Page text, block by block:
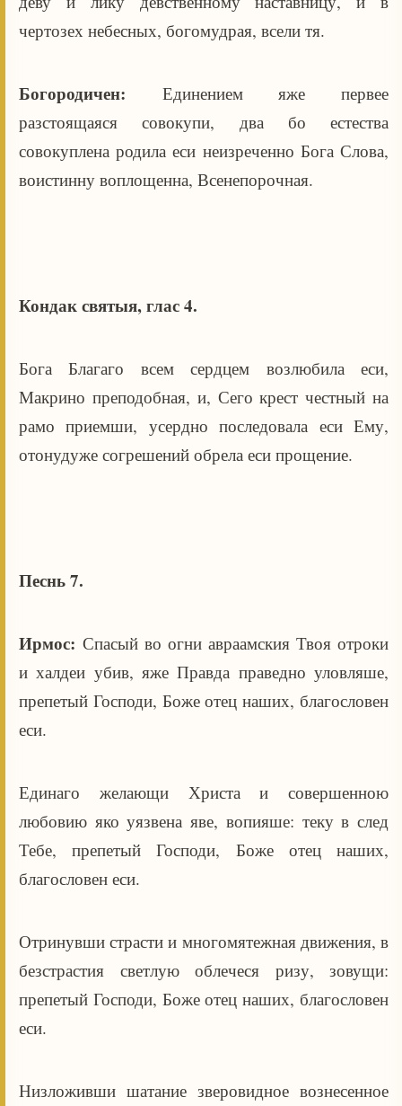
чертозех небесных, богомудрая, всели тя.
Богородичен: Единением яже первее
разстоящаяся совокупи, два бо естества
совокуплена родила еси неизреченно Бога Слова,
воистинну воплощенна, Всенепорочная.
Кондак святыя, глас 4.
Бога Благаго всем сердцем возлюбила еси,
Макрино преподобная, и, Сего крест честный на
рамо приемши, усердно последовала еси Ему,
отонудуже согрешений обрела еси прощение.
Песнь 7.
Ирмос: Спасый во огни авраамския Твоя отроки
и халдеи убив, яже Правда праведно уловляше,
препетый Господи, Боже отец наших, благословен
еси.
Единаго желающи Христа и совершенною
любовию яко уязвена яве, вопияше: теку в след
Тебе, препетый Господи, Боже отец наших,
благословен еси.
Отринувши страсти и многомятежная движения, в
безстрастия светлую облечеся ризу, зовущи:
препетый Господи, Боже отец наших, благословен
еси.
Низложивши шатание зверовидное вознесенное